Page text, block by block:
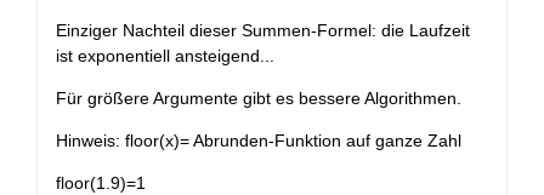
Einziger Nachteil dieser Summen-Formel: die Laufzeit
ist exponentiell ansteigend...
Für größere Argumente gibt es bessere Algorithmen.
Hinweis: floor(x)= Abrunden-Funktion auf ganze Zahl
floor(1.9)=1